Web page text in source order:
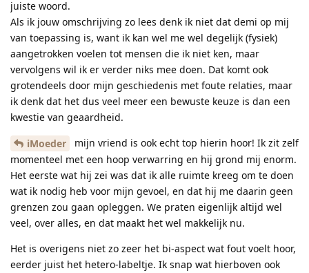
juiste woord.
Als ik jouw omschrijving zo lees denk ik niet dat demi op mij
van toepassing is, want ik kan wel me wel degelijk (fysiek)
aangetrokken voelen tot mensen die ik niet ken, maar
vervolgens wil ik er verder niks mee doen. Dat komt ook
grotendeels door mijn geschiedenis met foute relaties, maar
ik denk dat het dus veel meer een bewuste keuze is dan een
kwestie van geaardheid.
iMoeder
mijn vriend is ook echt top hierin hoor! Ik zit zelf
momenteel met een hoop verwarring en hij grond mij enorm.
Het eerste wat hij zei was dat ik alle ruimte kreeg om te doen
wat ik nodig heb voor mijn gevoel, en dat hij me daarin geen
grenzen zou gaan opleggen. We praten eigenlijk altijd wel
veel, over alles, en dat maakt het wel makkelijk nu.
Het is overigens niet zo zeer het bi-aspect wat fout voelt hoor,
eerder juist het hetero-labeltje. Ik snap wat hierboven ook